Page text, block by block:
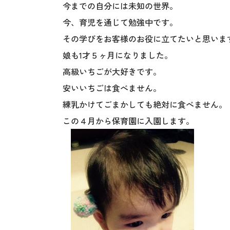
今までの自分には未知の世界。
今、育児を通じて勉強中です。
その学びをお客様のお役に立てたいと思いま
娘も1才５ヶ月になりました。
高級いちごが大好きです。
安いいちごは食べません。
練乳かけてごまかしても絶対に食べません。
この４月から保育園に入園します。